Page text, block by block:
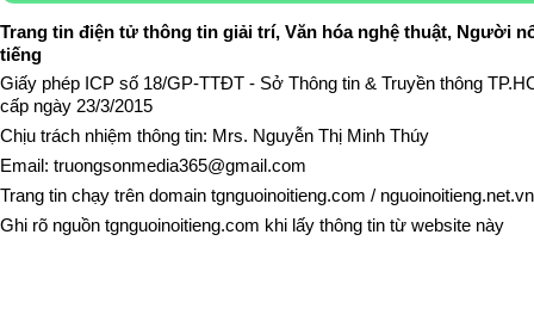
Trang tin điện tử thông tin giải trí, Văn hóa nghệ thuật, Người
tiếng
Giấy phép ICP số 18/GP-TTĐT - Sở Thông tin & Truyền thông
cấp ngày 23/3/2015
Chịu trách nhiệm thông tin: Mrs. Nguyễn Thị Minh Thúy
Email: truongsonmedia365@gmail.com
Trang tin chạy trên domain tgnguoinoitieng.com / nguoinoitieng.net.vn
Ghi rõ nguồn tgnguoinoitieng.com khi lấy thông tin từ website này